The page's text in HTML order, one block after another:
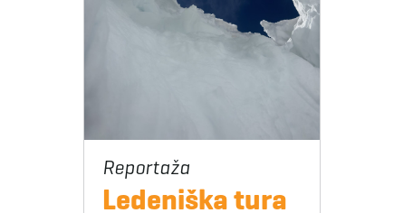
Ledeniška tura